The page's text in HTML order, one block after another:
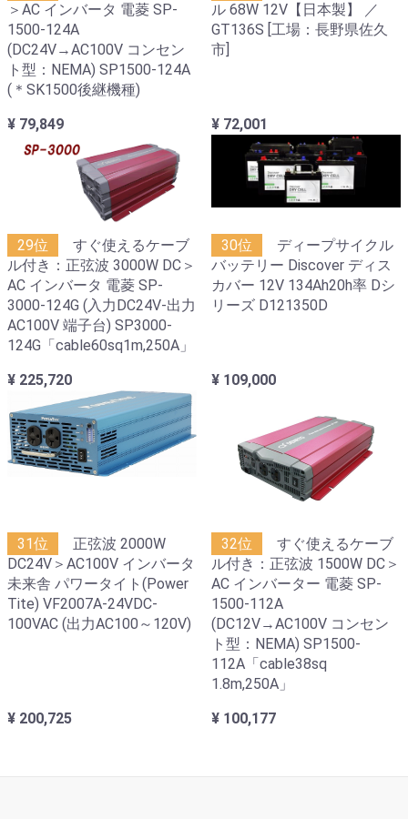
＞AC インバータ 電菱 SP-
1500-124A
(DC24V→AC100V コンセン
ト型：NEMA) SP1500-124A
(＊SK1500後継機種)
¥ 79,849
ル 68W 12V【日本製】 ／
GT136S [工場：長野県佐久
市]
¥ 72,001
29位
すぐ使えるケーブ
ル付き：正弦波 3000W DC＞
AC インバータ 電菱 SP-
3000-124G (入力DC24V-出力
AC100V 端子台) SP3000-
124G「cable60sq1m,250A」
¥ 225,720
30位
ディープサイクル
バッテリー Discover ディス
カバー 12V 134Ah20h率 Dシ
リーズ D121350D
¥ 109,000
31位
正弦波 2000W
DC24V＞AC100V インバータ
未来舎 パワータイト(Power
Tite) VF2007A-24VDC-
100VAC (出力AC100～120V)
¥ 200,725
32位
すぐ使えるケーブ
ル付き：正弦波 1500W DC＞
AC インバーター 電菱 SP-
1500-112A
(DC12V→AC100V コンセン
ト型：NEMA) SP1500-
112A「cable38sq
1.8m,250A」
¥ 100,177